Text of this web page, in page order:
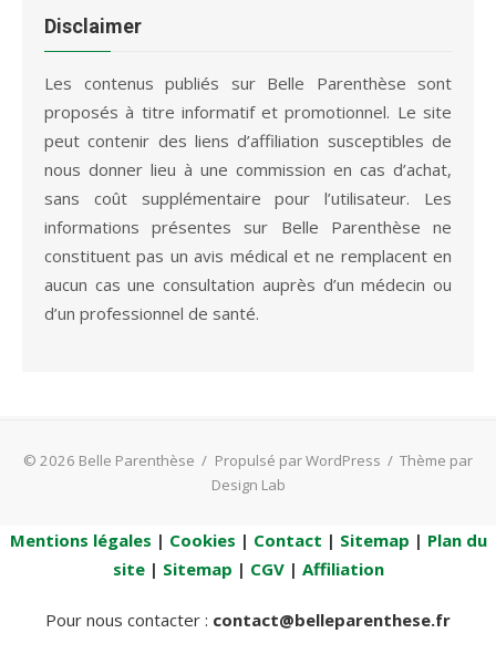
79,00 €.
Disclaimer
Les contenus publiés sur Belle Parenthèse sont
proposés à titre informatif et promotionnel. Le site
peut contenir des liens d’affiliation susceptibles de
nous donner lieu à une commission en cas d’achat,
sans coût supplémentaire pour l’utilisateur. Les
informations présentes sur Belle Parenthèse ne
constituent pas un avis médical et ne remplacent en
aucun cas une consultation auprès d’un médecin ou
d’un professionnel de santé.
© 2026 Belle Parenthèse / Propulsé par WordPress / Thème par
Design Lab
Mentions légales | Cookies | Contact | Sitemap | Plan du
site| Sitemap | CGV| Affiliation
Pour nous contacter : contact@belleparenthese.fr